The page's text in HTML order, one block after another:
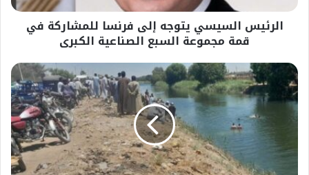
مجموعة
السبعالرئيس السيسي يتوجه إلى فرنسا للمشاركة في
قمة مجموعة السبع الصناعية الكبرى
مصرع
شخصين
وإصابة
5
انقلاب